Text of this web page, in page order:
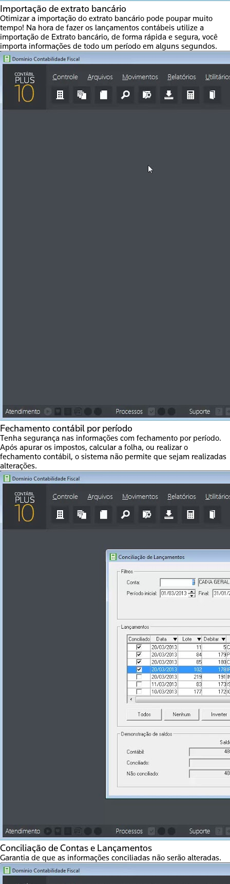
Importação de extrato bancário
Otimizar a importação do extrato bancário pode poupar muito
tempo! Na hora de fazer os lançamentos contábeis utilize a
importação de Extrato bancário, de forma rápida e segura, você
importa informações de todo um período em alguns segundos.
Fechamento contábil por período
Tenha segurança nas informações com fechamento por período.
Após apurar os impostos, calcular a folha, ou realizar o
fechamento contábil, o sistema não permite que sejam realizadas
alterações.
Conciliação de Contas e Lançamentos
Garantia de que as informações conciliadas não serão alteradas.